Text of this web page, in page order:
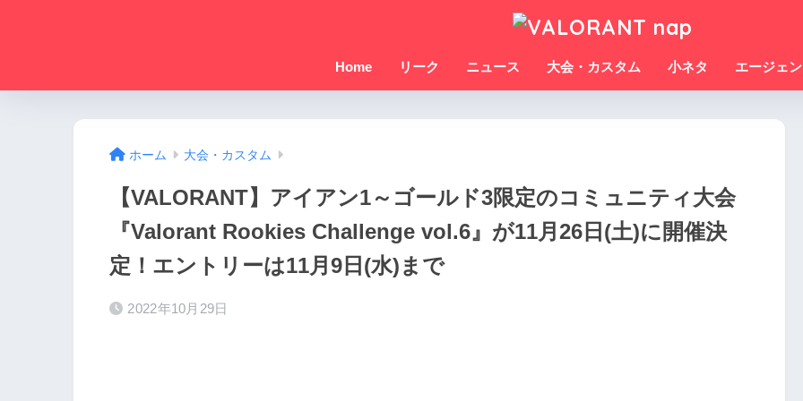
Home リーク ニュース 大会・カスタム 小ネタ エージェ
ホーム 大会・カスタム
【VALORANT】アイアン1～ゴールド3限定のコミュニティ大会
『Valorant Rookies Challenge vol.6』が11月26日(土)に開催決
定！エントリーは11月9日(水)まで
2022年10月29日